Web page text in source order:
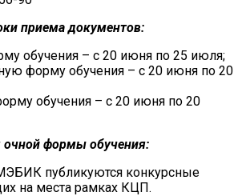
приема документов:
обучения – с 20 июня по 25 июля;
форму обучения – с 20 июня по 20
обучения – с 20 июня по 20
формы обучения:
публикуются конкурсные
на места рамках КЦП.